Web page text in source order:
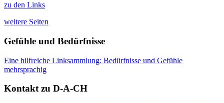
zu den Links
weitere Seiten
Gefühle und Bedürfnisse
Eine hilfreiche Linksammlung: Bedürfnisse und Gefühle
mehrsprachig
Kontakt zu D-A-CH